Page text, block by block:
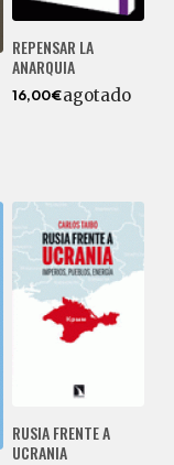
REPENSAR LA
ANARQUIA
16,00€agotado
RUSIA FRENTE A
UCRANIA